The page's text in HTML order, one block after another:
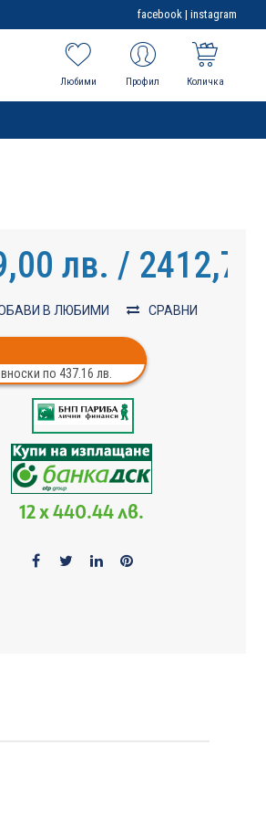
facebook | instagram
Любими Профил Количка
лв. / 2412,79
В ЛЮБИМИ СРАВНИ
по 437.16 лв.
12 x 440.44 лв.